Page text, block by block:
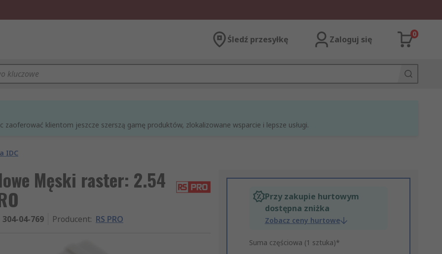
Śledź przesyłkę Zaloguj się
0
zaoferować klientom jeszcze szerszą gamę produktów, zlokalizowane wsparcie i lepsze usługi.
IDC
Męski raster: 2.54
304-04-769 Producent: RS PRO
Przy zakupie hurtowym
dostępna zniżka
Zobacz ceny hurtowe
Suma częściowa (1 sztuka)*